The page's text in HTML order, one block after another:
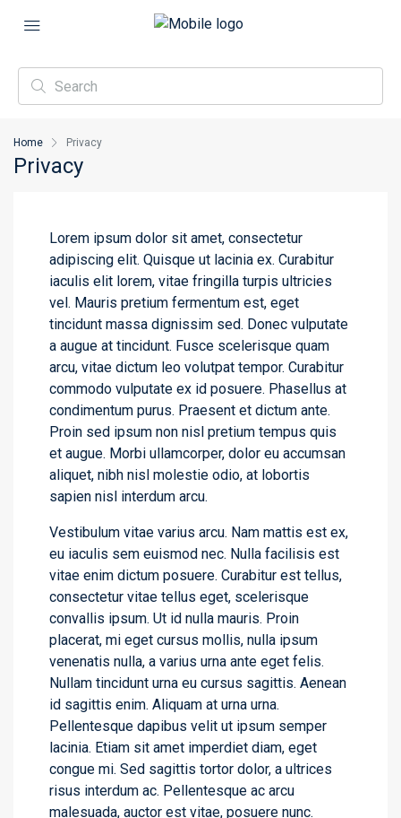
Home Privacy
Privacy
Lorem ipsum dolor sit amet, consectetur
adipiscing elit. Quisque ut lacinia ex. Curabitur
iaculis elit lorem, vitae fringilla turpis ultricies
vel. Mauris pretium fermentum est, eget
tincidunt massa dignissim sed. Donec vulputate
a augue at tincidunt. Fusce scelerisque quam
arcu, vitae dictum leo volutpat tempor. Curabitur
commodo vulputate ex id posuere. Phasellus at
condimentum purus. Praesent et dictum ante.
Proin sed ipsum non nisl pretium tempus quis
et augue. Morbi ullamcorper, dolor eu accumsan
aliquet, nibh nisl molestie odio, at lobortis
sapien nisl interdum arcu.
Vestibulum vitae varius arcu. Nam mattis est ex,
eu iaculis sem euismod nec. Nulla facilisis est
vitae enim dictum posuere. Curabitur est tellus,
consectetur vitae tellus eget, scelerisque
convallis ipsum. Ut id nulla mauris. Proin
placerat, mi eget cursus mollis, nulla ipsum
venenatis nulla, a varius urna ante eget felis.
Nullam tincidunt urna eu cursus sagittis. Aenean
id sagittis enim. Aliquam at urna urna.
Pellentesque dapibus velit ut ipsum semper
lacinia. Etiam sit amet imperdiet diam, eget
congue mi. Sed sagittis tortor dolor, a ultrices
risus interdum ac. Pellentesque ac arcu
malesuada, auctor est vitae, posuere nunc.